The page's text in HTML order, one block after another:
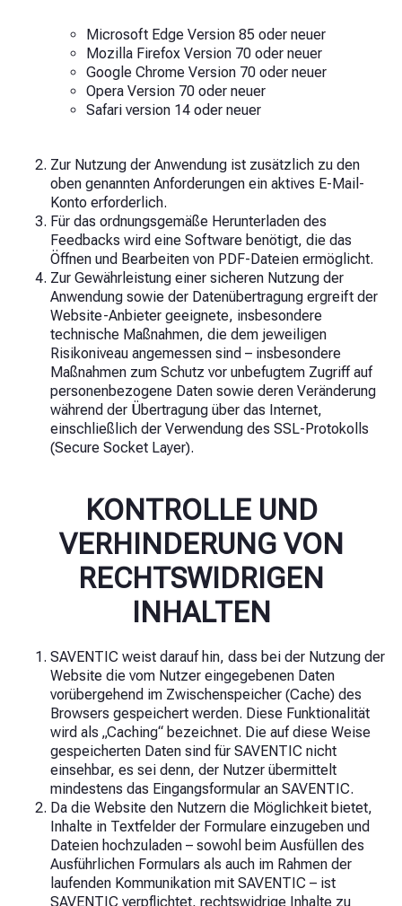
Microsoft Edge Version 85 oder neuer
Mozilla Firefox Version 70 oder neuer
Google Chrome Version 70 oder neuer
Opera Version 70 oder neuer
Safari version 14 oder neuer
Zur Nutzung der Anwendung ist zusätzlich zu den
oben genannten Anforderungen ein aktives E-Mail-
Konto erforderlich.
Für das ordnungsgemäße Herunterladen des
Feedbacks wird eine Software benötigt, die das
Öffnen und Bearbeiten von PDF-Dateien ermöglicht.
Zur Gewährleistung einer sicheren Nutzung der
Anwendung sowie der Datenübertragung ergreift der
Website-Anbieter geeignete, insbesondere
technische Maßnahmen, die dem jeweiligen
Risikoniveau angemessen sind – insbesondere
Maßnahmen zum Schutz vor unbefugtem Zugriff auf
personenbezogene Daten sowie deren Veränderung
während der Übertragung über das Internet,
einschließlich der Verwendung des SSL-Protokolls
(Secure Socket Layer).
KONTROLLE UND
VERHINDERUNG VON
RECHTSWIDRIGEN
INHALTEN
SAVENTIC weist darauf hin, dass bei der Nutzung der
Website die vom Nutzer eingegebenen Daten
vorübergehend im Zwischenspeicher (Cache) des
Browsers gespeichert werden. Diese Funktionalität
wird als „Caching“ bezeichnet. Die auf diese Weise
gespeicherten Daten sind für SAVENTIC nicht
einsehbar, es sei denn, der Nutzer übermittelt
mindestens das Eingangsformular an SAVENTIC.
Da die Website den Nutzern die Möglichkeit bietet,
Inhalte in Textfelder der Formulare einzugeben und
Dateien hochzuladen – sowohl beim Ausfüllen des
Ausführlichen Formulars als auch im Rahmen der
laufenden Kommunikation mit SAVENTIC – ist
SAVENTIC verpflichtet, rechtswidrige Inhalte zu